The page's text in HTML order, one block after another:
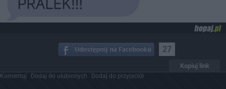
27
Kopiuj link
Komentuj Dodaj do ulubionych Dodaj do przyjaciół